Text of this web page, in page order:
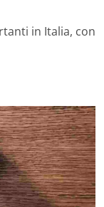
in Italia, con